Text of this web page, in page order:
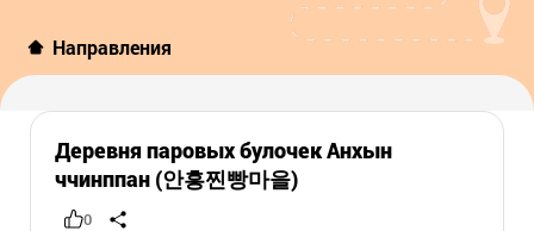
Направления
Деревня паровых булочек Анхын
ччинппан (안흥찐빵마을)
0